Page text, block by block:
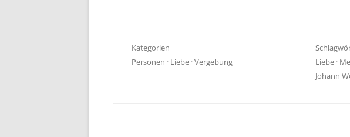
Kategorien
Personen · Liebe ·Vergebung
Liebe·
Johann